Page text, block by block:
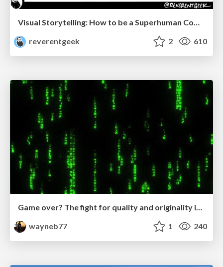
reverentgeek
2 610
Game over? The fight for quality and originality in the time of robots
wayneb77
1 240